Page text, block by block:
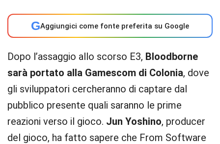
GAggiungici come fonte preferita su Google
Dopo l’assaggio allo scorso E3, Bloodborne
sarà portato alla Gamescom di Colonia, dove
gli sviluppatori cercheranno di captare dal
pubblico presente quali saranno le prime
reazioni verso il gioco. Jun Yoshino, producer
del gioco, ha fatto sapere che From Software